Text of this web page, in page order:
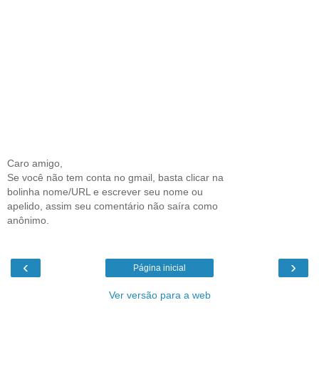
Caro amigo,
Se você não tem conta no gmail, basta clicar na
bolinha nome/URL e escrever seu nome ou
apelido, assim seu comentário não saíra como
anônimo.
‹ ›
Página inicial
Ver versão para a web